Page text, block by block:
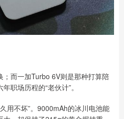
而一加Turbo 6V则是那种打算陪
职场历程的“老伙计”。
用不坏”。9000mAh的冰川电池能